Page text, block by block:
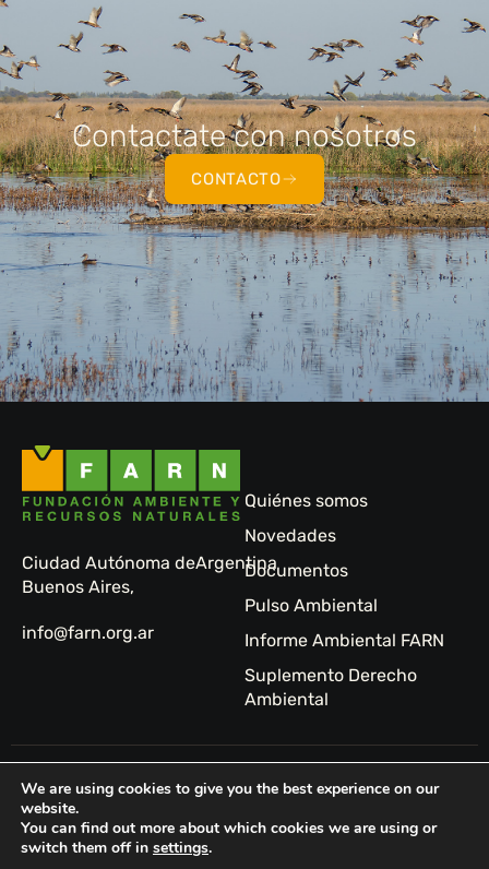
Contactate con nosotros
CONTACTO
Ciudad Autónoma de
Buenos Aires,
Argentina
info@farn.org.ar
Quiénes somos
Novedades
Documentos
Pulso Ambiental
Informe Ambiental FARN
Suplemento Derecho
Ambiental
© 2024 FARN -
Ambiente y
Sitio
Tormenta
We are using cookies to give you the best experience on our
website.
You can find out more about which cookies we are using or
switch them off in settings.